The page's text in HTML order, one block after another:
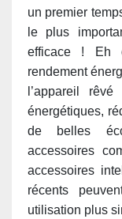
un premier
le plus
efficace ! Eh
rendement
l’appareil
énergétiques,
de belles
accessoires
accessoires
récents
utilisation plus